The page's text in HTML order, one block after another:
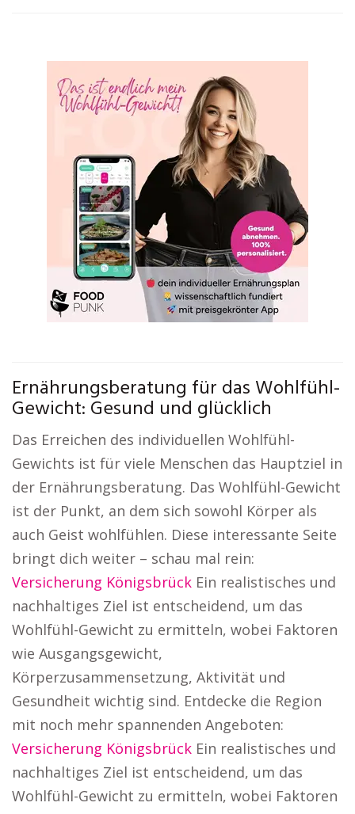
Ernährungsberatung für das Wohlfühl-
Gewicht: Gesund und glücklich
Das Erreichen des individuellen Wohlfühl-
Gewichts ist für viele Menschen das Hauptziel in
der Ernährungsberatung. Das Wohlfühl-Gewicht
ist der Punkt, an dem sich sowohl Körper als
auch Geist wohlfühlen. Diese interessante Seite
bringt dich weiter – schau mal rein:
Versicherung Königsbrück Ein realistisches und
nachhaltiges Ziel ist entscheidend, um das
Wohlfühl-Gewicht zu ermitteln, wobei Faktoren
wie Ausgangsgewicht,
Körperzusammensetzung, Aktivität und
Gesundheit wichtig sind. Entdecke die Region
mit noch mehr spannenden Angeboten:
Versicherung Königsbrück Ein realistisches und
nachhaltiges Ziel ist entscheidend, um das
Wohlfühl-Gewicht zu ermitteln, wobei Faktoren